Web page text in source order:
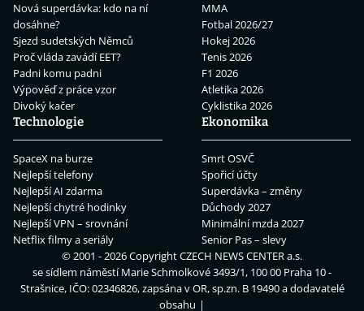
Nová superdávka: kdo na ní
dosáhne?
Sjezd sudetských Němců
Proč vláda zavádí EET?
Padni komu padni
Výpověď z práce vzor
Divoký kačer
MMA
Fotbal 2026/27
Hokej 2026
Tenis 2026
F1 2026
Atletika 2026
Cyklistika 2026
Technologie
SpaceX na burze
Nejlepší telefony
Nejlepší AI zdarma
Nejlepší chytré hodinky
Nejlepší VPN – srovnání
Netflix filmy a seriály
Ekonomika
Smrt OSVČ
Spořicí účty
Superdávka – změny
Důchody 2027
Minimální mzda 2027
Senior Pas – slevy
© 2001 - 2026 CopyrightCZECH NEWS CENTER a.s.
se sídlem náměstí Marie Schmolkové 3493/1, 100 00 Praha 10 -
Strašnice, IČO: 02346826, zapsána v OR, sp.zn. B 19490 a dodavatelé
obsahu